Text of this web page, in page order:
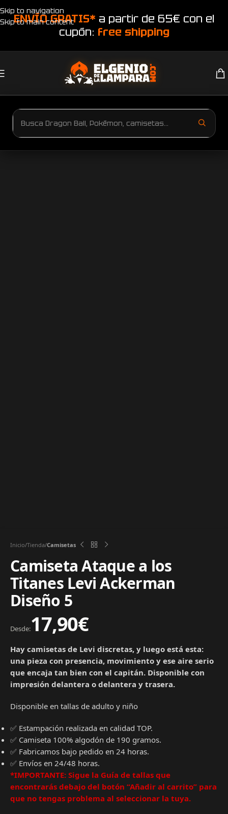
Skip to navigation
Skip to main content
ENVÍO GRATIS* a partir de 65€ con el
cupón: free shipping
Inicio Tienda Camisetas
Camiseta Ataque a los
Titanes Levi Ackerman
Diseño 5
Desde:17,90€
Hay camisetas de Levi discretas, y luego está esta:
una pieza con presencia, movimiento y ese aire serio
que encaja tan bien con el capitán. Disponible con
impresión delantera o delantera y trasera.
Disponible en tallas de adulto y niño
✅ Estampación realizada en calidad TOP.
✅ Camiseta 100% algodón de 190 gramos.
✅ Fabricamos bajo pedido en 24 horas.
✅ Envíos en 24/48 horas.
*IMPORTANTE: Sigue la Guía de tallas que
encontrarás debajo del botón “Añadir al carrito” para
que no tengas problema al seleccionar la tuya.